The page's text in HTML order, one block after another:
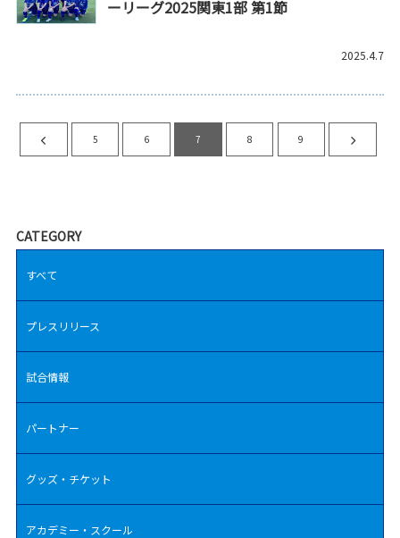
ーリーグ2025関東1部 第1節
2025.4.7
5 6 7 8 9
CATEGORY
すべて
プレスリリース
試合情報
パートナー
グッズ・チケット
アカデミー・スクール